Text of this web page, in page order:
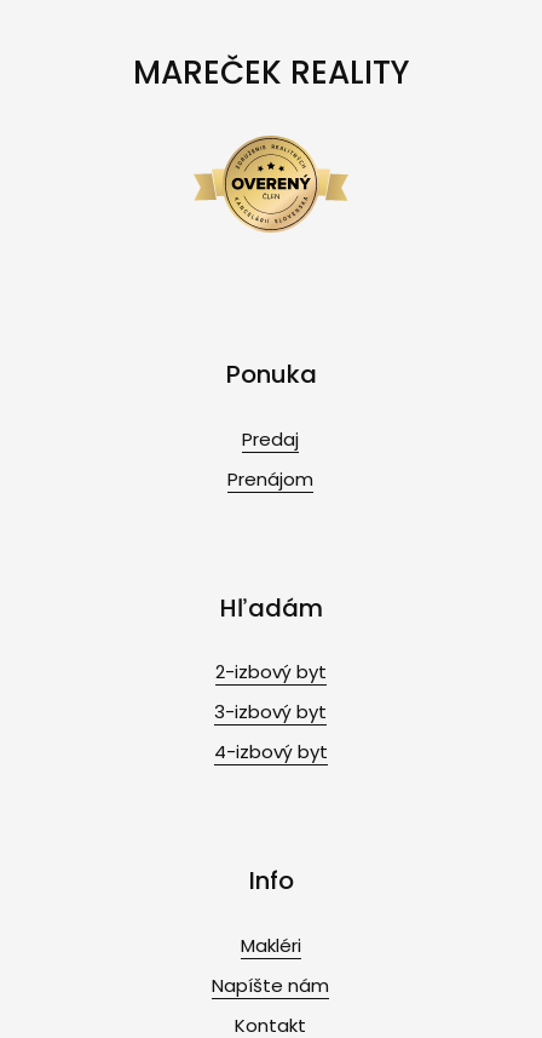
MAREČEK REALITY
Ponuka
Predaj
Prenájom
Hľadám
2-izbový byt
3-izbový byt
4-izbový byt
Info
Makléri
Napíšte nám
Kontakt